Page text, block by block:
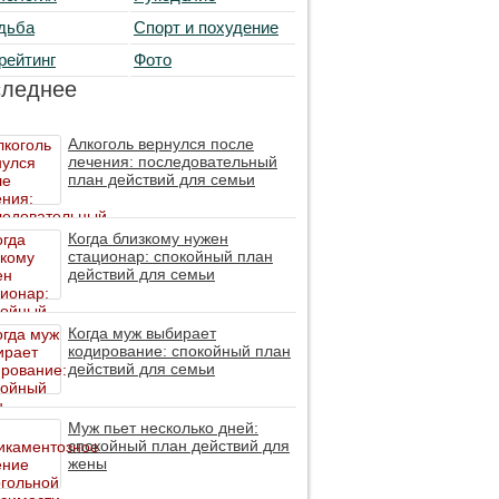
Спорт и похудение
Фото
Алкоголь вернулся после
лечения: последовательный
план действий для семьи
Когда близкому нужен
стационар: спокойный план
действий для семьи
Когда муж выбирает
кодирование: спокойный план
действий для семьи
Муж пьет несколько дней:
спокойный план действий для
жены